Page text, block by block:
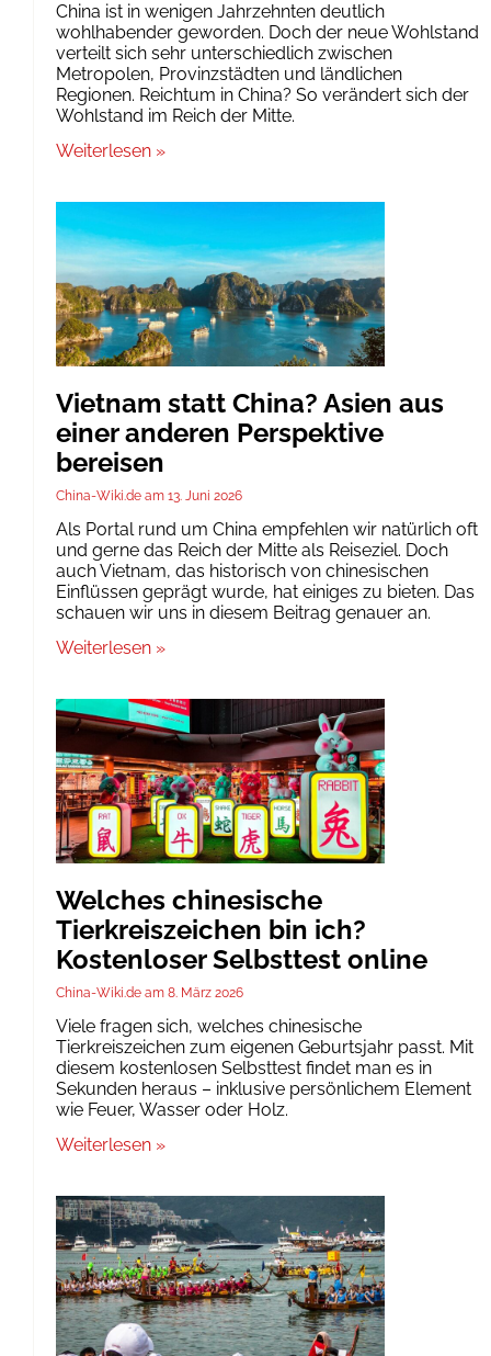
China ist in wenigen Jahrzehnten deutlich
wohlhabender geworden. Doch der neue Wohlstand
verteilt sich sehr unterschiedlich zwischen
Metropolen, Provinzstädten und ländlichen
Regionen. Reichtum in China? So verändert sich der
Wohlstand im Reich der Mitte.
Weiterlesen »
Vietnam statt China? Asien aus
einer anderen Perspektive
bereisen
China-Wiki.de 13. Juni 2026
Als Portal rund um China empfehlen wir natürlich oft
und gerne das Reich der Mitte als Reiseziel. Doch
auch Vietnam, das historisch von chinesischen
Einflüssen geprägt wurde, hat einiges zu bieten. Das
schauen wir uns in diesem Beitrag genauer an.
Weiterlesen »
Welches chinesische
Tierkreiszeichen bin ich?
Kostenloser Selbsttest online
China-Wiki.de 8. März 2026
Viele fragen sich, welches chinesische
Tierkreiszeichen zum eigenen Geburtsjahr passt. Mit
diesem kostenlosen Selbsttest findet man es in
Sekunden heraus – inklusive persönlichem Element
wie Feuer, Wasser oder Holz.
Weiterlesen »